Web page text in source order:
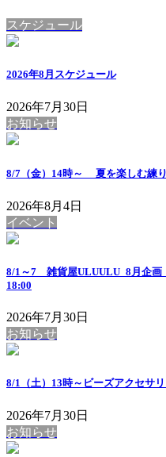
スケジュール
2026年8月スケジュール
2026年7月30日
お知らせ
8/7（金）14時～ 夏を楽しむ練
2026年8月4日
イベント
8/1～7 雑貨屋ULUULU_8月企
18:00
2026年7月30日
お知らせ
8/1（土）13時～ビーズアクセサ
2026年7月30日
お知らせ